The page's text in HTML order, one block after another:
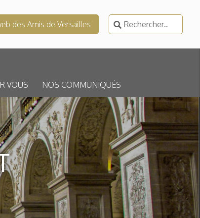
des Amis de Versailles
Rechercher :
VOUS NOS COMMUNIQUÉS